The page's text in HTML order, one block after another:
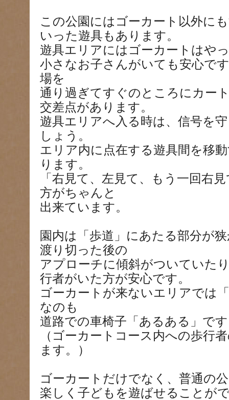
この公園にはゴーカート以外に
いった遊具もあります。
遊具エリアにはゴーカートはや
小さなお子さんがいても安心で
場を
通り過ぎてすぐのところにカー
交差点があります。
遊具エリアへ入る時は、信号を
しょう。
エリア内に点在する遊具間を移
ります。
「右見て、左見て、もう一回右
方がちゃんと
出来ています。
園内は「歩道」にあたる部分が
渡り切った後の
アプローチに傾斜がついていた
行者がいた方が安心です。
ゴーカートが来ないエリアでは
なのも
道路での車椅子「あるある」で
（ゴーカートコース内への歩行
ます。）
ゴーカートだけでなく、普通の
楽しく子どもを遊ばせることが